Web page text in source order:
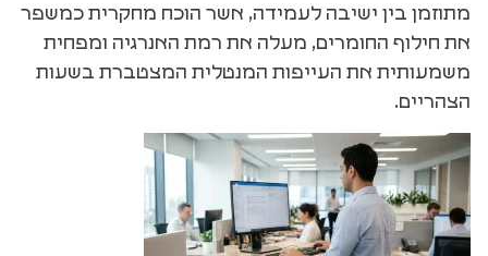
מתוזמן בין ישיבה לעמידה, אשר הוכח מחקרית כמשפר
את חילוף החומרים, מעלה את רמת האנרגיה ומפחית
משמעותית את העייפות המנטלית המצטברת בשעות
הצהריים.